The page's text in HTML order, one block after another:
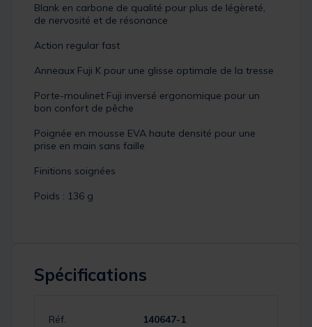
Blank en carbone de qualité pour plus de légèreté,
de nervosité et de résonance
Action regular fast
Anneaux Fuji K pour une glisse optimale de la tresse
Porte-moulinet Fuji inversé ergonomique pour un
bon confort de pêche
Poignée en mousse EVA haute densité pour une
prise en main sans faille
Finitions soignées
Poids : 136 g
Spécifications
Réf.
140647-1